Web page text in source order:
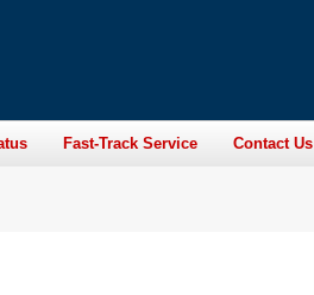
Fast-Track Service Contact Us